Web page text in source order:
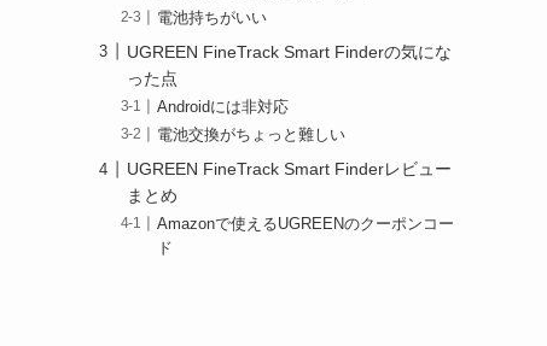
電池持ちがいい
UGREEN FineTrack Smart Finderの気にな
った点
Androidには非対応
電池交換がちょっと難しい
UGREEN FineTrack Smart Finderレビュー
まとめ
Amazonで使えるUGREENのクーポンコー
ド